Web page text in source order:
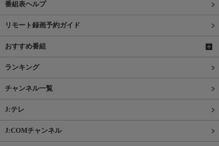
番組表ヘルプ
リモート録画予約ガイド
おすすめ番組
ランキング
チャンネル一覧
J:テレ
J:COMチャンネル